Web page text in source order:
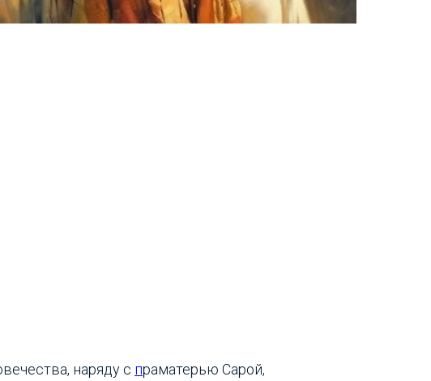
наряду с праматерью Сарой,